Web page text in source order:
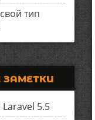
тип
5.5